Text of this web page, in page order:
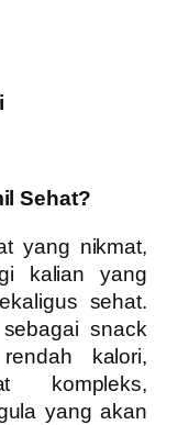
Sehat?
yang nikmat,
kalian yang
sehat.
snack
kalori,
kompleks,
yang akan